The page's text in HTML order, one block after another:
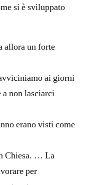
si è sviluppato
allora un forte
ai giorni
a non lasciarci
erano visti come
Chiesa. … La
per